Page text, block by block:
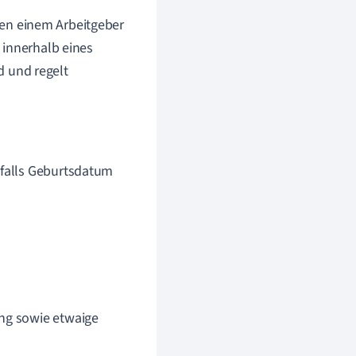
einem Arbeitgeber
eines
und regelt
Geburtsdatum
sowie etwaige